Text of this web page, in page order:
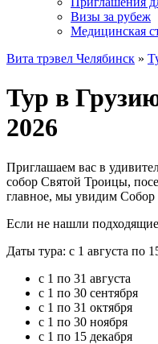
Визы за рубеж
Медицинская
Вита трэвел Челябинск »
Тур в
2026
Приглашаем вас в
собор Святой Троицы,
главное, мы увидим Собор
Если не нашли
Даты тура: с 1 августа по
с 1 по 31 августа
с 1 по 30 сентября
с 1 по 31 октября
с 1 по 30 ноября
с 1 по 15 декабря